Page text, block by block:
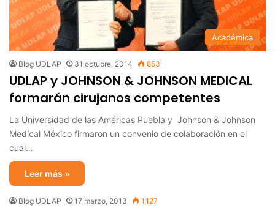
Académica
Blog UDLAP 31 octubre, 2014 853
UDLAP y JOHNSON & JOHNSON MEDICAL
formarán cirujanos competentes
La Universidad de las Américas Puebla y Johnson & Johnson
Medical México firmaron un convenio de colaboración en el
cual…
Leer más »
Blog UDLAP 17 marzo, 2013 1,127